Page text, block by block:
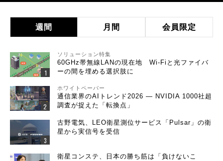
週間 月間 会員限定
ソリューション特集
60GHz帯無線LANの現在地 Wi-Fiと光ファイバ
ーの間を埋める選択肢に
ホワイトペーパー
通信業界のAIトレンド2026 ― NVIDIA 1000社超
調査が捉えた「転換点」
古野電気、LEO衛星測位サービス「Pulsar」の衛
星から実信号を受信
衛星コンステ、日本の勝ち筋は「負けないこ